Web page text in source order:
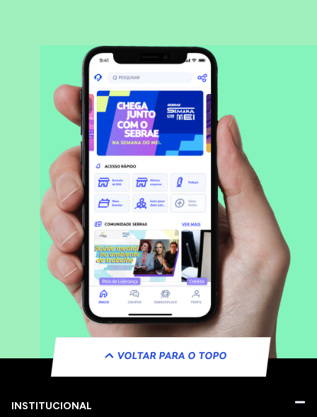
VOLTAR PARA O TOPO
INSTITUCIONAL